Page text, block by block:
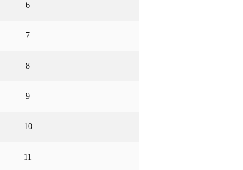
6
7
8
9
10
11